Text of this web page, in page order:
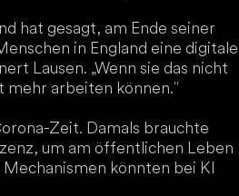
hat gesagt, am Ende seiner
in England eine digitale
Lausen. „Wenn sie das nicht
mehr arbeiten können."
Zeit. Damals brauchte
um am öffentlichen Leben
könnten bei KI